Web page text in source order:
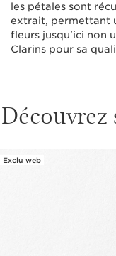
les pétales sont
extrait, permettant
fleurs jusqu'ici non
Clarins pour sa
Découvrez
Exclu web